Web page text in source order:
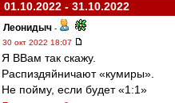
01.10.2022 - 31.10.2022
Леонидыч -
30 окт 2022 18:07
Я ВВам так скажу.
Распиздяйничают «кумиры».
Не пойму, если будет «1:1»